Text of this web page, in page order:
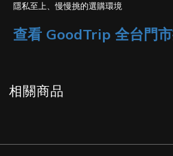
隱私至上、慢慢挑的選購環境
查看 GoodTrip 全台門
相關商品